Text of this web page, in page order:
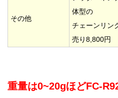
その他
体型の
チェーンリン
売り8,800円
重量は0~20gほどFC-